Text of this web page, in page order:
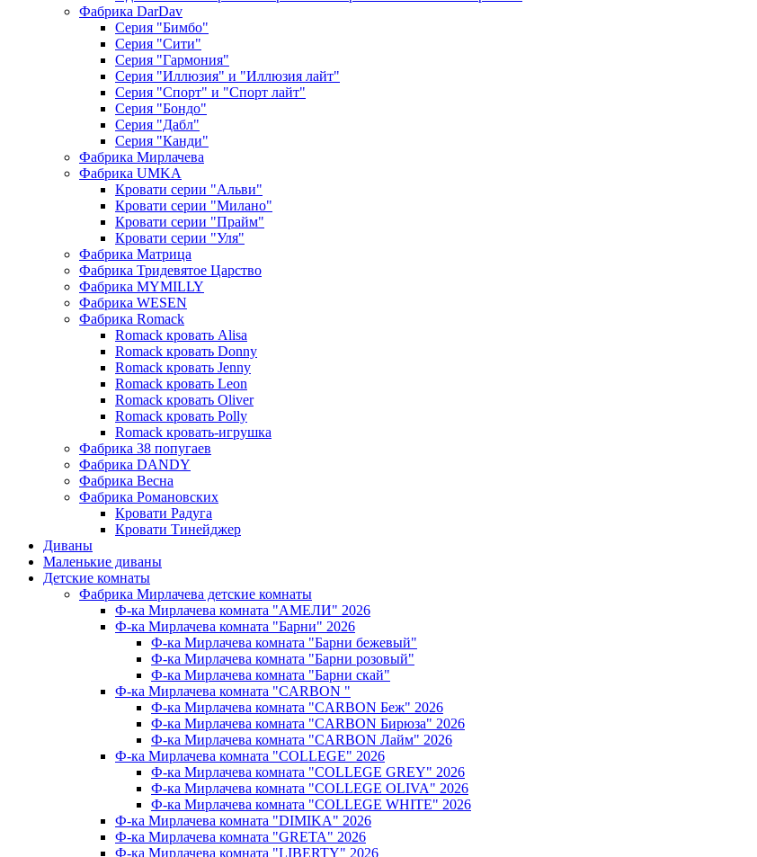
Фабрика DarDav
Серия "Бимбо"
Серия "Сити"
Серия "Гармония"
Серия "Иллюзия" и "Иллюзия лайт"
Серия "Спорт" и "Спорт лайт"
Серия "Бондо"
Серия "Дабл"
Серия "Канди"
Фабрика Мирлачева
Фабрика UMKA
Кровати серии "Альви"
Кровати серии "Милано"
Кровати серии "Прайм"
Кровати серии "Уля"
Фабрика Матрица
Фабрика Тридевятое Царство
Фабрика MYMILLY
Фабрика WESEN
Фабрика Romack
Romack кровать Alisa
Romack кровать Donny
Romack кровать Jenny
Romack кровать Leon
Romack кровать Oliver
Romack кровать Polly
Romack кровать-игрушка
Фабрика 38 попугаев
Фабрика DАNDY
Фабрика Весна
Фабрика Романовских
Кровати Радуга
Кровати Тинейджер
Диваны
Маленькие диваны
Детские комнаты
Фабрика Мирлачева детские комнаты
Ф-ка Мирлачева комната "АМЕЛИ" 2026
Ф-ка Мирлачева комната "Барни" 2026
Ф-ка Мирлачева комната "Барни бежевый"
Ф-ка Мирлачева комната "Барни розовый"
Ф-ка Мирлачева комната "Барни скай"
Ф-ка Мирлачева комната "CARBON "
Ф-ка Мирлачева комната "CARBON Беж" 2026
Ф-ка Мирлачева комната "CARBON Бирюза" 2026
Ф-ка Мирлачева комната "CARBON Лайм" 2026
Ф-ка Мирлачева комната "COLLEGE" 2026
Ф-ка Мирлачева комната "COLLEGE GREY" 2026
Ф-ка Мирлачева комната "COLLEGE OLIVA" 2026
Ф-ка Мирлачева комната "COLLEGE WHITE" 2026
Ф-ка Мирлачева комната "DIMIKA" 2026
Ф-ка Мирлачева комната "GRETA" 2026
Ф-ка Мирлачева комната "LIBERTY" 2026